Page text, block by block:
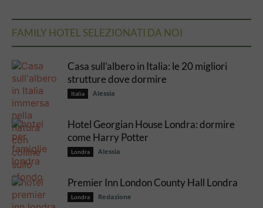
FAMILY HOTEL SELEZIONATI DA NOI
Casa sull’albero in Italia: le 20 migliori
strutture dove dormire
Italia Alessia
Hotel Georgian House Londra: dormire
come Harry Potter
Londra Alessia
Premier Inn London County Hall Londra
Londra Redazione